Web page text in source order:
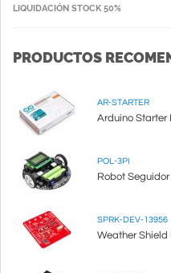
LIQUIDACIÓN STOCK 50%
PRODUCTOS
AR-STARTER
Arduino Starter
POL-3PI
Robot
SPRK-DEV-13956
Weather